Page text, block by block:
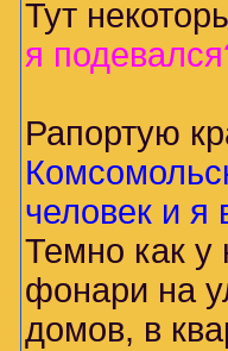
Тут
я
Рапортую
человек и
Темно как у
фонари на
домов, в